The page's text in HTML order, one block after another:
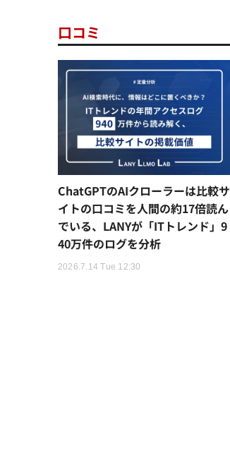
口コミ
ChatGPTのAIクローラーは比較サ
イトの口コミを人間の約17倍読ん
でいる、LANYが「ITトレンド」9
40万件のログを分析
2026.7.14 Tue 12:30